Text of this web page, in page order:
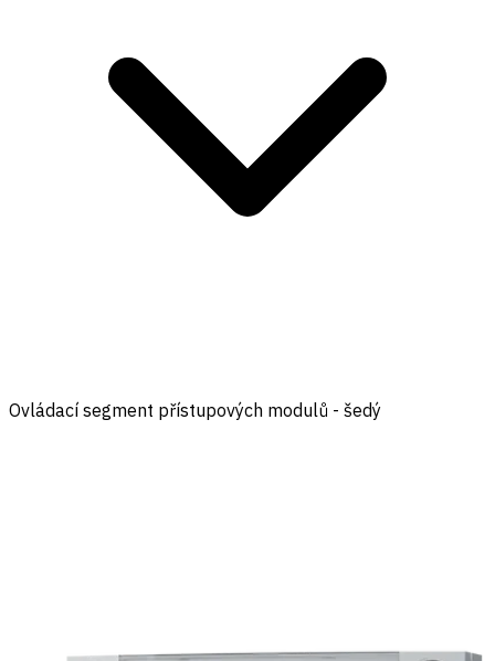
Ovládací segment přístupových modulů - šedý